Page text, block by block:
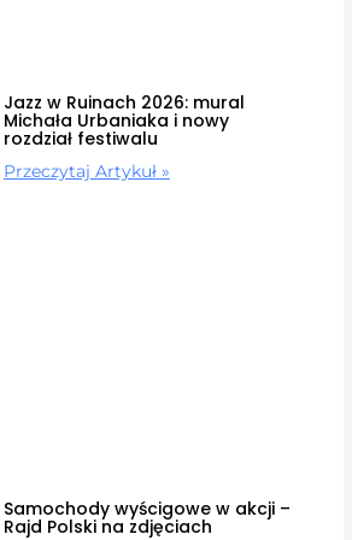
Jazz w Ruinach 2026: mural
Michała Urbaniaka i nowy
rozdział festiwalu
Przeczytaj Artykuł »
Samochody wyścigowe w akcji –
Rajd Polski na zdjęciach